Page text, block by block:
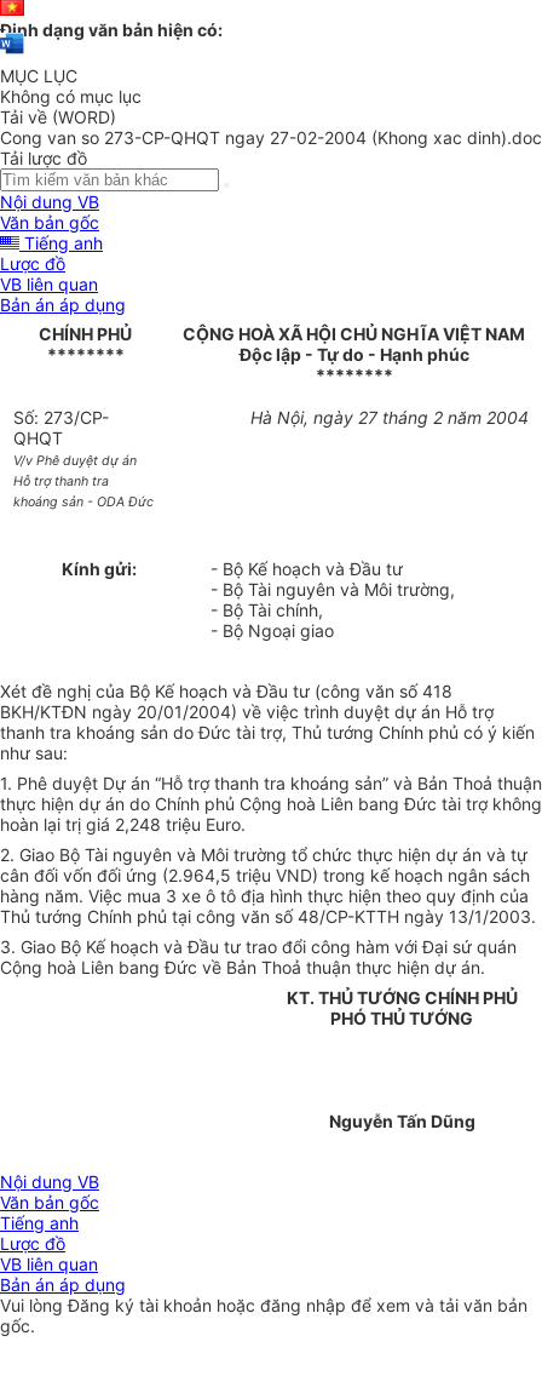
Định dạng văn bản hiện có:
MỤC LỤC
Không có mục lục
Tải về (WORD)
Cong van so 273-CP-QHQT ngay 27-02-2004 (Khong xac dinh).doc
Tải lược đồ
Nội dung VB
Văn bản gốc
Tiếng anh
Lược đồ
VB liên quan
Bản án áp dụng
CHÍNH PHỦ
********
CỘNG HOÀ XÃ HỘI CHỦ NGHĨA VIỆT NAM
Độc lập - Tự do - Hạnh phúc
********
Số: 273/CP-
QHQT
V/v Phê duyệt dự án
Hỗ trợ thanh tra
khoáng sản - ODA Đức
Hà Nội, ngày 27 tháng 2 năm 2004
Kính gửi:
- Bộ Kế hoạch và Đầu tư
- Bộ Tài nguyên và Môi trường,
- Bộ Tài chính,
- Bộ Ngoại giao
Xét đề nghị của Bộ Kế hoạch và Đầu tư (công văn số 418
BKH/KTĐN ngày 20/01/2004) về việc trình duyệt dự án Hỗ trợ
thanh tra khoáng sản do Đức tài trợ, Thủ tướng Chính phủ có ý kiến
như sau:
1. Phê duyệt Dự án “Hỗ trợ thanh tra khoáng sản” và Bản Thoả thuận
thực hiện dự án do Chính phủ Cộng hoà Liên bang Đức tài trợ không
hoàn lại trị giá 2,248 triệu Euro.
2. Giao Bộ Tài nguyên và Môi trường tổ chức thực hiện dự án và tự
cân đối vốn đối ứng (2.964,5 triệu VND) trong kế hoạch ngân sách
hàng năm. Việc mua 3 xe ô tô địa hình thực hiện theo quy định của
Thủ tướng Chính phủ tại công văn số 48/CP-KTTH ngày 13/1/2003.
3. Giao Bộ Kế hoạch và Đầu tư trao đổi công hàm với Đại sứ quán
Cộng hoà Liên bang Đức về Bản Thoả thuận thực hiện dự án.
KT. THỦ TƯỚNG CHÍNH PHỦ
PHÓ THỦ TƯỚNG
Nguyễn Tấn Dũng
Nội dung VB
Văn bản gốc
Tiếng anh
Lược đồ
VB liên quan
Bản án áp dụng
Vui lòngĐăng ký tài khoản hoặc đăng nhập để xem và tải văn bản
gốc.